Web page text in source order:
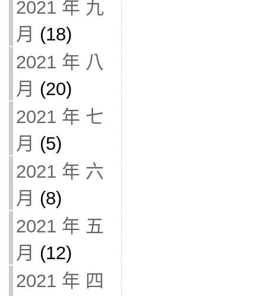
2021 年 九
月 (18)
2021 年 八
月 (20)
2021 年 七
月 (5)
2021 年 六
月 (8)
2021 年 五
月 (12)
2021 年 四